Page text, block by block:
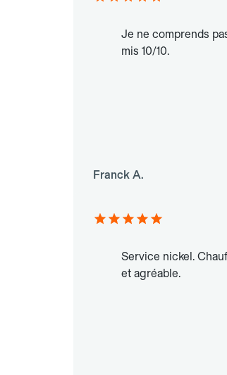
Je ne comprends
mis 10/10.
Franck A.
Service nickel.
et agréable.